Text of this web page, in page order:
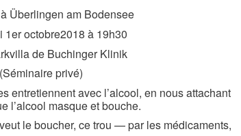
Überlingen am Bodensee
1er octobre2018 à 19h30
de Buchinger Klinik
(Séminaire privé)
entretiennent avec l’alcool, en nous attachant
l’alcool masque et bouche.
le boucher, ce trou — par les médicaments,